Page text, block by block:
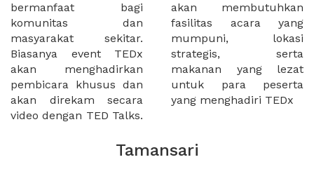
bermanfaat bagi
komunitas dan
masyarakat sekitar.
Biasanya event TEDx
akan menghadirkan
pembicara khusus dan
akan direkam secara
video dengan TED Talks.
akan membutuhkan
fasilitas acara yang
mumpuni, lokasi
strategis, serta
makanan yang lezat
untuk para peserta
yang menghadiri TEDx
Tamansari